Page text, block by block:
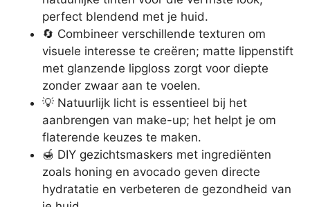
perfect blendend met je huid.
🔄 Combineer verschillende texturen om
visuele interesse te creëren; matte lippenstift
met glanzende lipgloss zorgt voor diepte
zonder zwaar aan te voelen.
💡 Natuurlijk licht is essentieel bij het
aanbrengen van make-up; het helpt je om
flaterende keuzes te maken.
🍯 DIY gezichtsmaskers met ingrediënten
zoals honing en avocado geven directe
hydratatie en verbeteren de gezondheid van